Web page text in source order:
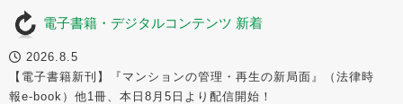
電子書籍・デジタルコンテンツ 新着
2026.8.5
【電子書籍新刊】『マンションの管理・再生の新局面』（法律時
報e-book）他1冊、本日8月5日より配信開始！